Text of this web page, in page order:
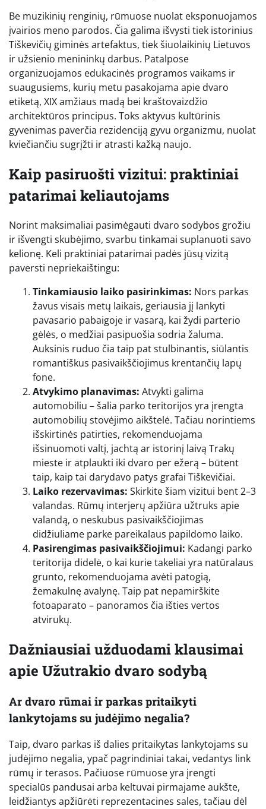
Be muzikinių renginių, rūmuose nuolat eksponuojamos
įvairios meno parodos. Čia galima išvysti tiek istorinius
Tiškevičių giminės artefaktus, tiek šiuolaikinių Lietuvos
ir užsienio menininkų darbus. Patalpose
organizuojamos edukacinės programos vaikams ir
suaugusiems, kurių metu pasakojama apie dvaro
etiketą, XIX amžiaus madą bei kraštovaizdžio
architektūros principus. Toks aktyvus kultūrinis
gyvenimas paverčia rezidenciją gyvu organizmu, nuolat
kviečiančiu sugrįžti ir atrasti kažką naujo.
Kaip pasiruošti vizitui: praktiniai
patarimai keliautojams
Norint maksimaliai pasimėgauti dvaro sodybos grožiu
ir išvengti skubėjimo, svarbu tinkamai suplanuoti savo
kelionę. Keli praktiniai patarimai padės jūsų vizitą
paversti nepriekaištingu:
Tinkamiausio laiko pasirinkimas: Nors parkas
žavus visais metų laikais, geriausia jį lankyti
pavasario pabaigoje ir vasarą, kai žydi parterio
gėlės, o medžiai pasipuošia sodria žaluma.
Auksinis ruduo čia taip pat stulbinantis, siūlantis
romantiškus pasivaikščiojimus krentančių lapų
fone.
Atvykimo planavimas: Atvykti galima
automobiliu – šalia parko teritorijos yra įrengta
automobilių stovėjimo aikštelė. Tačiau norintiems
išskirtinės patirties, rekomenduojama
išsinuomoti valtį, jachtą ar istorinį laivą Trakų
mieste ir atplaukti iki dvaro per ežerą – būtent
taip, kaip tai darydavo patys grafai Tiškevičiai.
Laiko rezervavimas: Skirkite šiam vizitui bent 2–3
valandas. Rūmų interjerų apžiūra užtruks apie
valandą, o neskubus pasivaikščiojimas
didžiuliame parke pareikalaus papildomo laiko.
Pasirengimas pasivaikščiojimui: Kadangi parko
teritorija didelė, o kai kurie takeliai yra natūralaus
grunto, rekomenduojama avėti patogią,
žemakulnę avalynę. Taip pat nepamirškite
fotoaparato – panoramos čia išties vertos
atvirukų.
Dažniausiai užduodami klausimai
apie Užutrakio dvaro sodybą
Ar dvaro rūmai ir parkas pritaikyti
lankytojams su judėjimo negalia?
Taip, dvaro parkas iš dalies pritaikytas lankytojams su
judėjimo negalia, ypač pagrindiniai takai, vedantys link
rūmų ir terasos. Pačiuose rūmuose yra įrengti
specialūs pandusai arba keltuvai pirmajame aukšte,
leidžiantys apžiūrėti reprezentacines sales, tačiau dėl